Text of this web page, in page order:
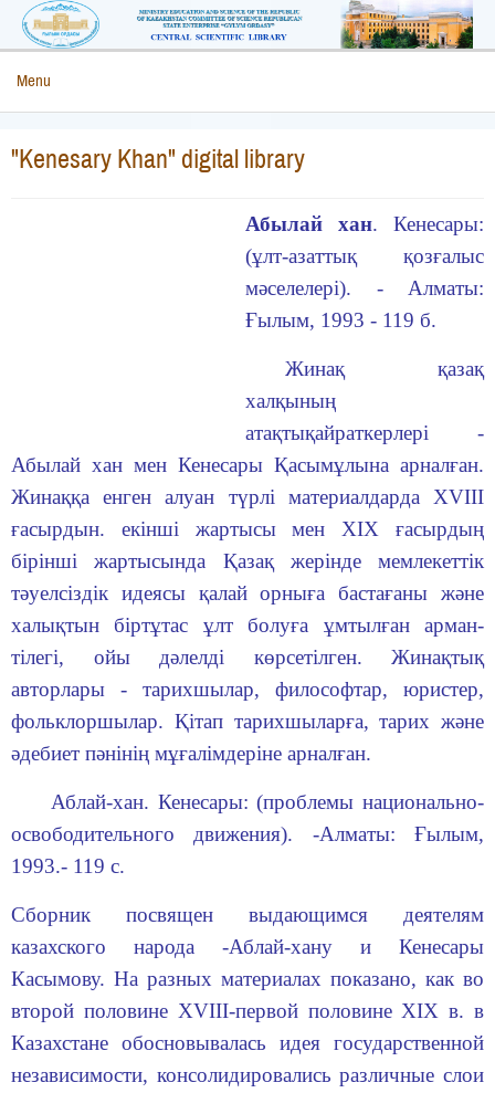
Menu
"Kenesary Khan" digital library
Абылай хан. Кенесары:
(ұлт-азаттық қозғалыс
мәселелері). - Алматы:
Ғылым, 1993 - 119 б.
Жинақ қазақ
халқының
атақтықайраткерлері -
Абылай хан мен Кенесары Қасымұлына арналған.
Жинаққа енген алуан түрлі материалдарда XVIII
ғасырдын. екінші жартысы мен XIX ғасырдың
бірінші жартысында Қазақ жерінде мемлекеттік
тәуелсіздік идеясы қалай орныға бастағаны және
халықтын біртұтас ұлт болуға ұмтылған арман-
тілегі, ойы дәлелді көрсетілген. Жинақтық
авторлары - тарихшылар, философтар, юристер,
фольклоршылар. Қітап тарихшыларға, тарих және
әдебиет пәнінің мұғалімдеріне арналған.
Аблай-хан. Кенесары: (проблемы национально-
освободитель­ного движения). -Алматы: Ғылым,
1993.- 119 с.
Сборник посвящен выдающимся деятелям
казахского народа -Аблай-хану и Кенесары
Касымову. На разных материалах показа­но, как во
второй половине XVIII-первой половине XIX в. в
Казах­стане обосновывалась идея государственной
независимости, консо­лидировались различные слои